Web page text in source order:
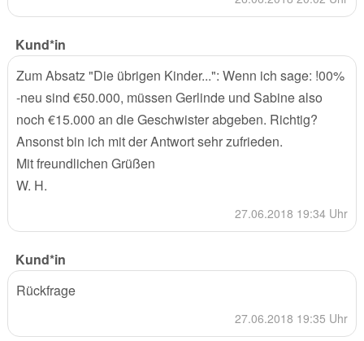
Kund*in
Zum Absatz "Die übrigen Kinder...": Wenn ich sage: !00%
-neu sind €50.000, müssen Gerlinde und Sabine also
noch €15.000 an die Geschwister abgeben. Richtig?
Ansonst bin ich mit der Antwort sehr zufrieden.
Mit freundlichen Grüßen
W. H.
27.06.2018 19:34 Uhr
Kund*in
Rückfrage
27.06.2018 19:35 Uhr